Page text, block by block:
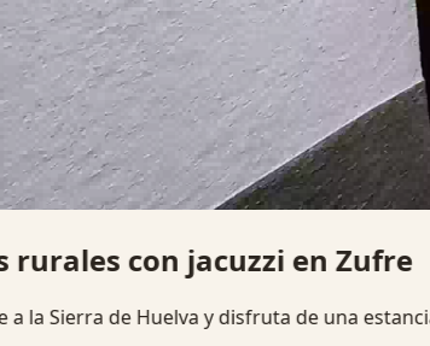
Jacuzzi, chimenea y
Alojamientos pensados para parejas, familias